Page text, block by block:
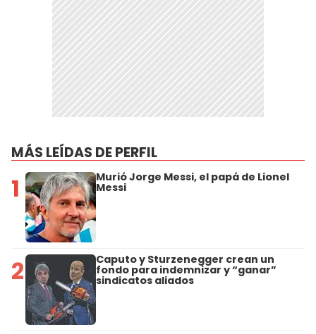
MÁS LEÍDAS DE PERFIL
1 Murió Jorge Messi, el papá de Lionel
Messi
2 Caputo y Sturzenegger crean un
fondo para indemnizar y “ganar”
sindicatos aliados